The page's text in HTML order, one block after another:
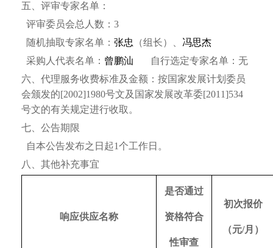
五、评审专家名单：
评审委员会总人数：3
随机抽取专家名单： 张忠 （组长）、 冯思杰
采购人代表名单： 曾鹏汕 自行选定专家名单：无
六、代理服务收费标准及金额： 按国家发展计划委员
会颁发的[2002]1980号文及国家发展改革委[2011]534
号文的有关规定进行收取。
七、公告期限
自本公告发布之日起1个工作日。
八、其他补充事宜
响应供应名称
是否通过
资格符合
性审查
初次报价
（元/月 ）